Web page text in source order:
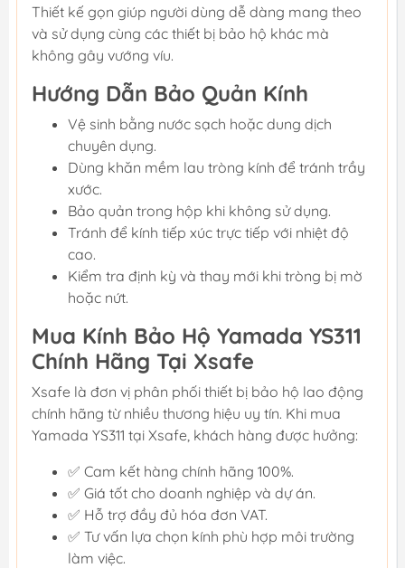
Thiết kế gọn giúp người dùng dễ dàng mang theo
và sử dụng cùng các thiết bị bảo hộ khác mà
không gây vướng víu.
Hướng Dẫn Bảo Quản Kính
Vệ sinh bằng nước sạch hoặc dung dịch
chuyên dụng.
Dùng khăn mềm lau tròng kính để tránh trầy
xước.
Bảo quản trong hộp khi không sử dụng.
Tránh để kính tiếp xúc trực tiếp với nhiệt độ
cao.
Kiểm tra định kỳ và thay mới khi tròng bị mờ
hoặc nứt.
Mua Kính Bảo Hộ Yamada YS311
Chính Hãng Tại Xsafe
Xsafe là đơn vị phân phối thiết bị bảo hộ lao động
chính hãng từ nhiều thương hiệu uy tín. Khi mua
Yamada YS311 tại Xsafe, khách hàng được hưởng:
✅ Cam kết hàng chính hãng 100%.
✅ Giá tốt cho doanh nghiệp và dự án.
✅ Hỗ trợ đầy đủ hóa đơn VAT.
✅ Tư vấn lựa chọn kính phù hợp môi trường
làm việc.